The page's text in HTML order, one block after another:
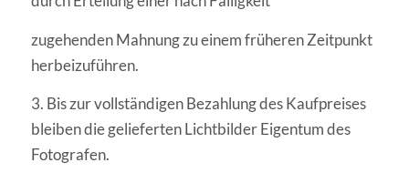
zugehenden Mahnung zu einem früheren Zeitpunkt
herbeizuführen.
3. Bis zur vollständigen Bezahlung des Kaufpreises
bleiben die gelieferten Lichtbilder Eigentum des
Fotografen.